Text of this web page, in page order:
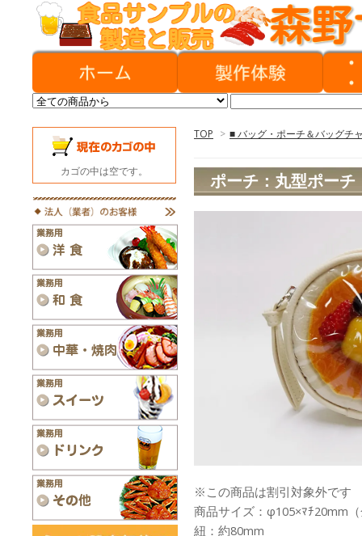
TOP > ■ バッグ・ポーチ＆バッグチ
ポーチ：丸型ポーチ
※この商品は割引対象外です
商品サイズ：φ105×ﾏﾁ20mm
紐：約80mm
カゴの中は空です。